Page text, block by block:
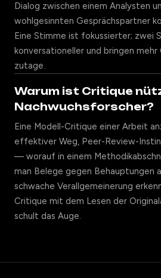
Dialog zwischen einem Analysten
wohlgesinnten Gesprächspartner
Eine Stimme ist fokussierter; zwei
konversationeller und bringen
zutage.
Warum ist Critique
Nachwuchsforscher?
Eine Modell-Critique einer Arbeit
effektiver Weg, Peer-Review-
— worauf in einem
man Belege gegen Behauptungen
schwache Verallgemeinerung
Critique mit dem Lesen der
schult das Auge.